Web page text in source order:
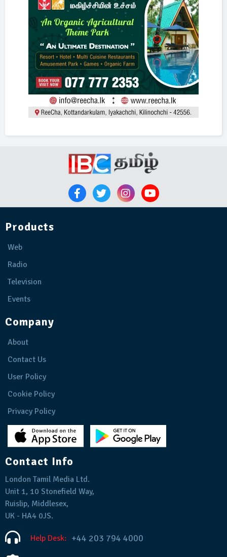
Products
Web
Radio
Television
Events
Company
About
Contact Us
User Policy
Cookie Policy
Privacy Policy
Contact Info
London Tamil Media Ltd.
Unit 1, 10 Stonefield Way,
Ruislip, Middlesex,
UK - HA4 0JS.
Help Desk: +44 203 794 4000